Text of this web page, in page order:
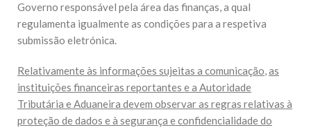
Governo responsável pela área das finanças, a qual
regulamenta igualmente as condições para a respetiva
submissão eletrónica.
Relativamente às informações sujeitas a comunicação,as
instituições financeiras reportantes e a Autoridade
Tributária e Aduaneira devem observar as regras relativas à
proteção de dados e à segurança e confidencialidade do